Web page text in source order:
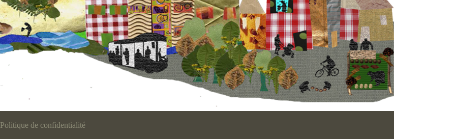
Politique de confidentialité